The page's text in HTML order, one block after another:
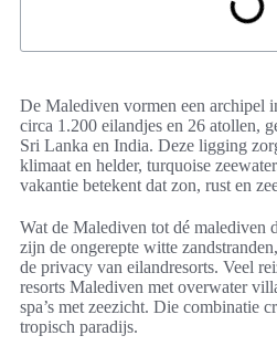
De Malediven vormen een archipel
circa 1.200 eilandjes en 26 atollen,
Sri Lanka en India. Deze ligging
klimaat en helder, turquoise
vakantie betekent dat zon, rust en
Wat de Malediven tot dé malediven
zijn de ongerepte witte
de privacy van eilandresorts. Veel
resorts Malediven met overwater
spa’s met zeezicht. Die combinatie
tropisch paradijs.